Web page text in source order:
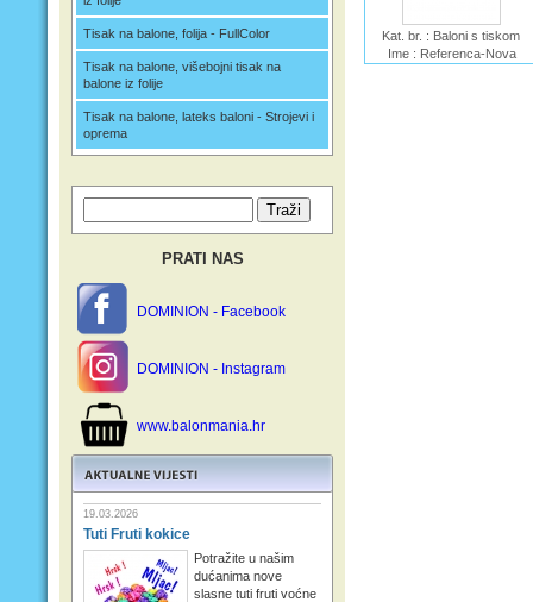
Tisak na balone, folija - FullColor
Tisak na balone, višebojni tisak na
balone iz folije
Tisak na balone, lateks baloni - Strojevi i
oprema
PRATI NAS
DOMINION - Facebook
DOMINION - Instagram
www.balonmania.hr
19.03.2026
Tuti Fruti kokice
Potražite u našim
dućanima nove
slasne tuti fruti voćne
Kat. br. : Baloni s tiskom
Ime : Referenca-Nova